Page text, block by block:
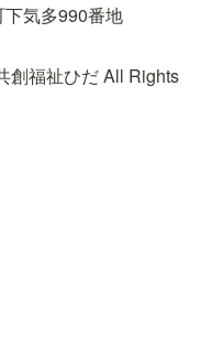
気多990番地
創福祉ひだ All Rights